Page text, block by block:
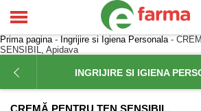
Prima pagina- Ingrijire si Igiena Personala-
SENSIBIL, Apidava
INGRIJIRE SI IGIENA
CREMĂ PENTRU TEN SENSIBIL,